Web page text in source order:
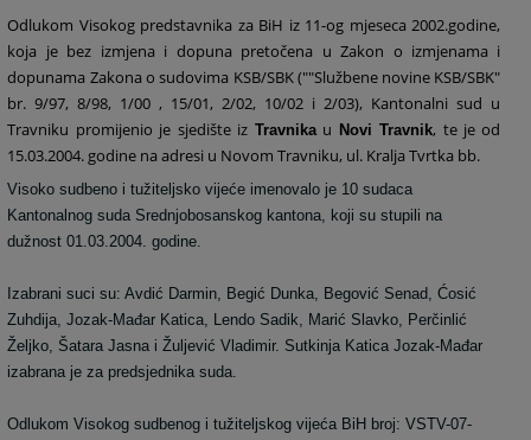
Odlukom Visokog predstavnika za BiH iz 11-og mjeseca 2002.godine,
koja je bez izmjena i dopuna pretočena u Zakon o izmjenama i
dopunama Zakona o sudovima KSB/SBK (""Službene novine KSB/SBK"
br. 9/97, 8/98, 1/00 , 15/01, 2/02, 10/02 i 2/03), Kantonalni sud u
Travniku promijenio je sjedište iz Travnikau Novi Travnik, te je od
15.03.2004. godine na adresi u Novom Travniku, ul. Kralja Tvrtka bb.
Visoko sudbeno i tužiteljsko vijeće imenovalo je 10 sudaca
Kantonalnog suda Srednjobosanskog kantona, koji su stupili na
dužnost 01.03.2004. godine.
Izabrani suci su: Avdić Darmin, Begić Dunka, Begović Senad, Ćosić
Zuhdija, Jozak-Mađar Katica, Lendo Sadik, Marić Slavko, Perčinlić
Željko, Šatara Jasna i Žuljević Vladimir. Sutkinja Katica Jozak-Mađar
izabrana je za predsjednika suda.
Odlukom Visokog sudbenog i tužiteljskog vijeća BiH broj: VSTV-07-